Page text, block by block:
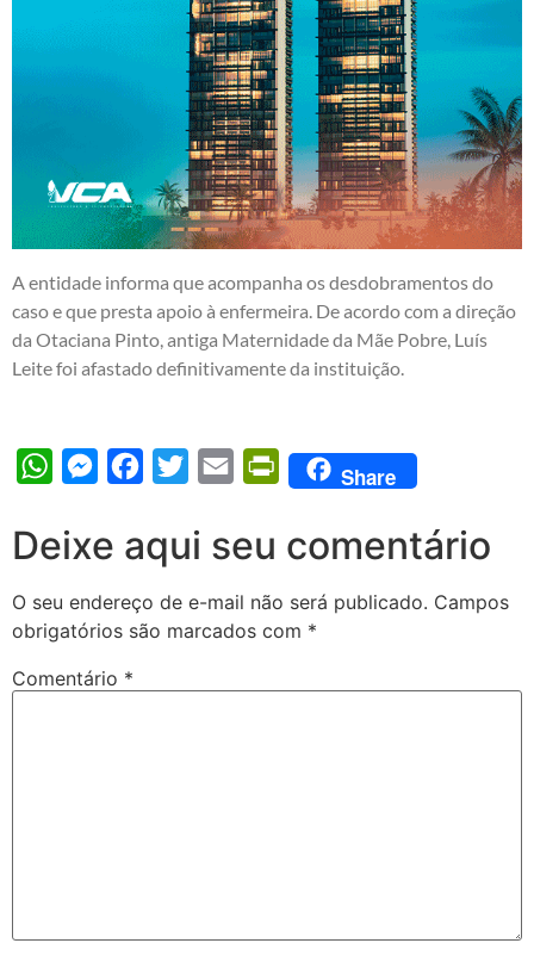
A entidade informa que acompanha os desdobramentos do
caso e que presta apoio à enfermeira. De acordo com a direção
da Otaciana Pinto, antiga Maternidade da Mãe Pobre, Luís
Leite foi afastado definitivamente da instituição.
WhatsAppMessengerFacebook
Twitter Email PrintFriendly
Share
Deixe aqui seu comentário
O seu endereço de e-mail não será publicado. Campos
obrigatórios são marcados com *
Comentário *